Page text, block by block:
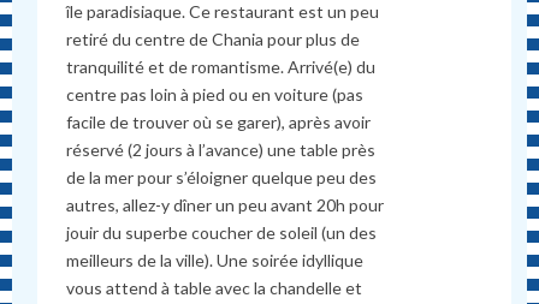
île paradisiaque. Ce restaurant est un peu
retiré du centre de Chania pour plus de
tranquilité et de romantisme. Arrivé(e) du
centre pas loin à pied ou en voiture (pas
facile de trouver où se garer), après avoir
réservé (2 jours à l’avance) une table près
de la mer pour s’éloigner quelque peu des
autres, allez-y dîner un peu avant 20h pour
jouir du superbe coucher de soleil (un des
meilleurs de la ville). Une soirée idyllique
vous attend à table avec la chandelle et